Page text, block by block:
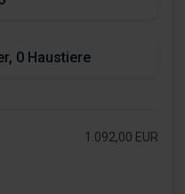
1.092,00 EUR